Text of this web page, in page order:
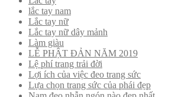
lắc tay nam
Lắc tay nữ
Lắc tay nữ dây mảnh
Làm giàu
LỄ PHẬT ĐẢN NĂM 2019
Lệ phí trang trải đời
Lợi ích của việc đeo trang sức
Lựa chọn trang sức của phái đẹp